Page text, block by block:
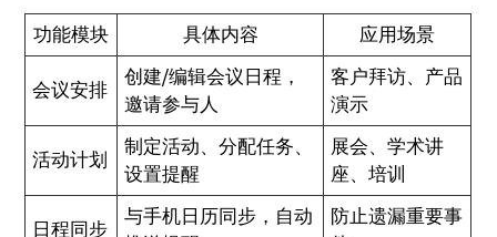
功能模块 具体内容 应用场景
会议安排
创建/编辑会议日程，
邀请参与人
客户拜访、产品
演示
活动计划
制定活动、分配任务、
设置提醒
展会、学术讲
座、培训
日程同步
与手机日历同步，自动
防止遗漏重要事